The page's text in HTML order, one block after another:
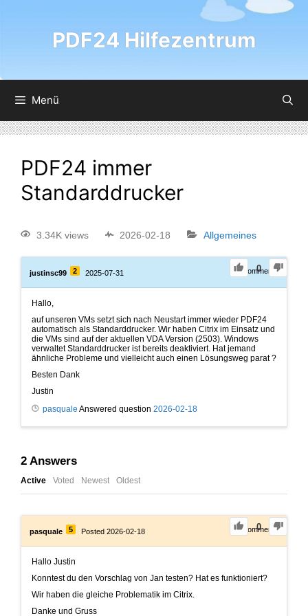
PDF24 Hilfezentrum
Menü
PDF24 immer
Standarddrucker
3.34K views 2026-02-18 Allgemeines
0
justinsc99 2 2025-07-31 0Comments
Hallo,
auf unseren VMs setzt sich nach Neustart immer wieder PDF24
automatisch als Standarddrucker. Wir haben Citrix im Einsatz und
die VMs sind auf der aktuellen VDA Version (2503). Windows
verwaltet Standarddrucker ist bereits deaktiviert. Hat jemand
ähnliche Probleme und vielleicht auch einen Lösungsweg parat ?
Besten Dank
Justin
pasquale Answered question 2026-02-18
2 Answers
Active Voted Newest Oldest
0
pasquale 5 Posted 2026-02-18 0Comments
Hallo Justin
Konntest du den Vorschlag von Jan testen? Hat es funktioniert?
Wir haben die gleiche Problematik im Citrix.
Danke und Gruss